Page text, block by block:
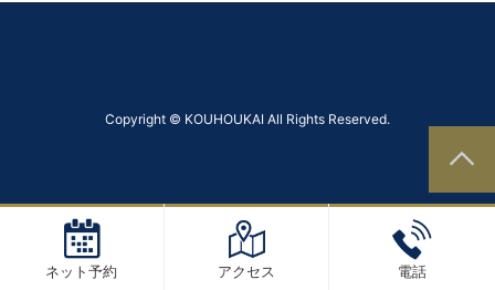
Copyright © KOUHOUKAI All Rights Reserved.
ネット予約 アクセス 電話